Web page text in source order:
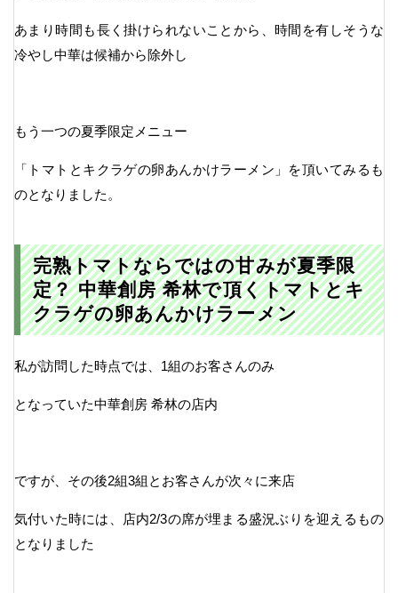
あまり時間も長く掛けられないことから、時間を有しそうな
冷やし中華は候補から除外し
もう一つの夏季限定メニュー
「トマトとキクラゲの卵あんかけラーメン」を頂いてみるも
のとなりました。
完熟トマトならではの甘みが夏季限
定？ 中華創房 希林で頂くトマトとキ
クラゲの卵あんかけラーメン
私が訪問した時点では、1組のお客さんのみ
となっていた中華創房 希林の店内
ですが、その後2組3組とお客さんが次々に来店
気付いた時には、店内2/3の席が埋まる盛況ぶりを迎えるもの
となりました